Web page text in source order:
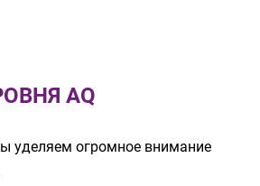
AQ
уделяем огромное внимание